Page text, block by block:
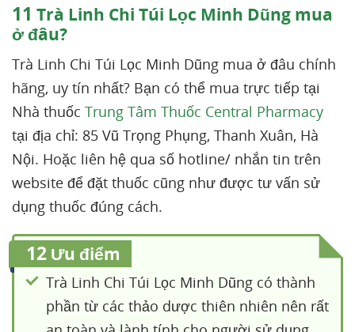
11 Trà Linh Chi Túi Lọc Minh Dũng mua
ở đâu?
Trà Linh Chi Túi Lọc Minh Dũng mua ở đâu chính
hãng, uy tín nhất? Bạn có thể mua trực tiếp tại
Nhà thuốc Trung Tâm Thuốc Central Pharmacy
tại địa chỉ: 85 Vũ Trọng Phụng, Thanh Xuân, Hà
Nội. Hoặc liên hệ qua số hotline/ nhắn tin trên
website để đặt thuốc cũng như được tư vấn sử
dụng thuốc đúng cách.
12 Ưu điểm
Trà Linh Chi Túi Lọc Minh Dũng có thành
phần từ các thảo dược thiên nhiên nên rất